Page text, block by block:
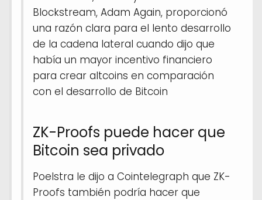
Blockstream, Adam Again, proporcionó
una razón clara para el lento desarrollo
de la cadena lateral cuando dijo que
había un mayor incentivo financiero
para crear altcoins en comparación
con el desarrollo de Bitcoin
ZK-Proofs puede hacer que
Bitcoin sea privado
Poelstra le dijo a Cointelegraph que ZK-
Proofs también podría hacer que